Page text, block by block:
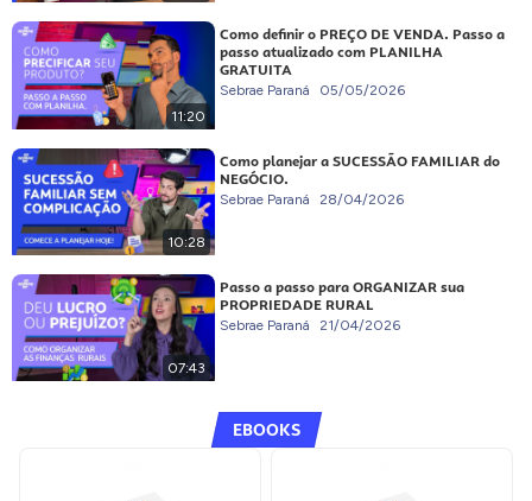
11:20
Como definir o PREÇO DE VENDA. Passo a
passo atualizado com PLANILHA
GRATUITA
Sebrae Paraná 05/05/2026
10:28
Como planejar a SUCESSÃO FAMILIAR do
NEGÓCIO.
Sebrae Paraná 28/04/2026
07:43
Passo a passo para ORGANIZAR sua
PROPRIEDADE RURAL
Sebrae Paraná 21/04/2026
EBOOKS